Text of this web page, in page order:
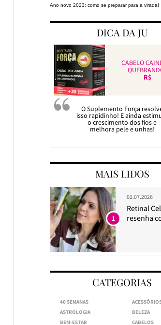
Ano novo 2023: como se preparar para a virada!
DICA DA JU
CABELO
R$
O Suplemento Força
isso rapidinho! E ainda
o crescimento dos fios e
melhora pele e unhas!
MAIS LIDOS
02.07.2026
Retinal
resenha
1
CATEGORIAS
40 SEMANAS
ASTROLOGIA
BELEZA
BEM-ESTAR
CABELOS